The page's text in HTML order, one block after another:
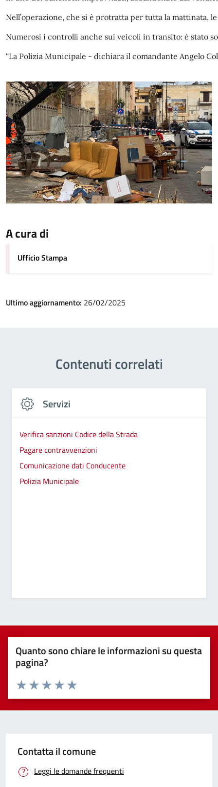
Nell’operazione, che si è protratta per tutta la mattinata,
Numerosi i controlli anche sui veicoli in transito: è stato
“La Polizia Municipale - dichiara il comandante Angelo
A cura di
Ufficio Stampa
Ultimo aggiornamento: 26/02/2025
Contenuti correlati
Servizi
Verifica sanzioni Codice della Strada
Pagare contravvenzioni
Comunicazione dati Conducente
Polizia Municipale
Quanto sono chiare le informazioni su questa
pagina?
Valuta 5 stelle su 5
Valuta 4 stelle su 5
Valuta 3 stelle su 5
Valuta 2 stelle su 5
Valuta 1 stelle su 5
Contatta il comune
Leggi le domande frequenti